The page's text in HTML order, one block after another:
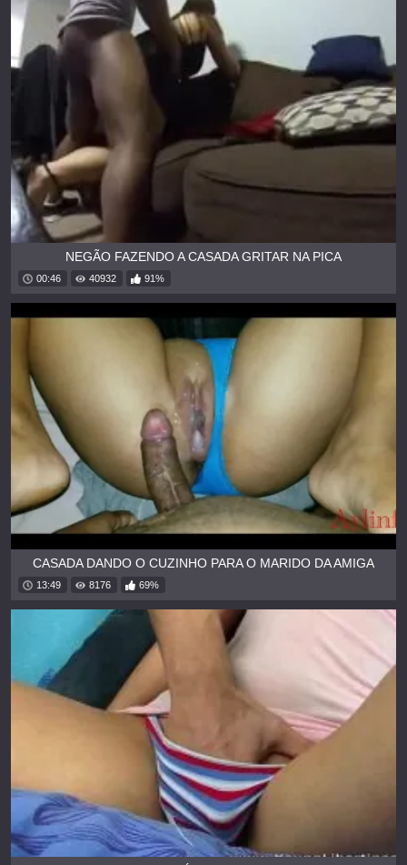
NEGÃO FAZENDO A CASADA GRITAR NA PICA
00:46 40932 91%
CASADA DANDO O CUZINHO PARA O MARIDO DA AMIGA
13:49 8176 69%